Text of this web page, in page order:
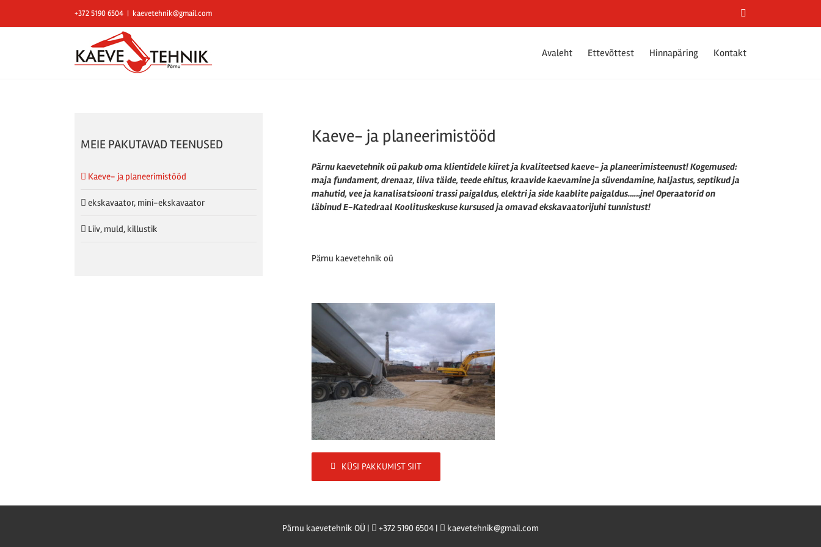
+372 5190 6504 | kaevetehnik@gmail.com
Avaleht Ettevõttest Hinnapäring Kontakt
Kaeve- ja planeerimistööd
Pärnu kaevetehnik oü pakub oma klientidele kiiret ja kvaliteetsed kaeve- ja planeerimisteenust! Kogemused:
maja fundament, drenaaz, liiva täide, teede ehitus, kraavide kaevamine ja süvendamine, haljastus, septikud ja
mahutid, vee ja kanalisatsiooni trassi paigaldus, elektri ja side kaablite paigaldus……jne! Operaatorid on
läbinud E-Katedraal Koolituskeskuse kursused ja omavad ekskavaatorijuhi tunnistust!
Pärnu kaevetehnik oü
KÜSI PAKKUMIST SIIT
MEIE PAKUTAVAD TEENUSED
Kaeve- ja planeerimistööd
ekskavaator, mini-ekskavaator
Liiv, muld, killustik
Pärnu kaevetehnik OÜ | +372 5190 6504 | kaevetehnik@gmail.com